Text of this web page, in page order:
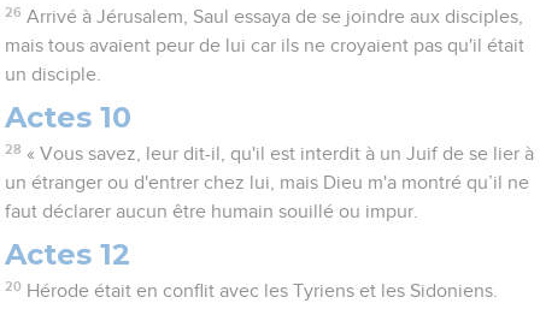
26 Arrivé à Jérusalem, Saul essaya de se joindre aux disciples,
mais tous avaient peur de lui car ils ne croyaient pas qu'il était
un disciple.
Actes 10
28 « Vous savez, leur dit-il, qu'il est interdit à un Juif de se lier à
un étranger ou d'entrer chez lui, mais Dieu m'a montré qu’il ne
faut déclarer aucun être humain souillé ou impur.
Actes 12
20 Hérode était en conflit avec les Tyriens et les Sidoniens.